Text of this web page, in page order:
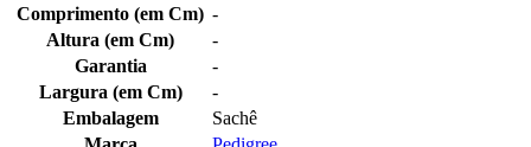
Comprimento (em Cm) -
Altura (em Cm)
-
Garantia
-
Largura (em Cm)
-
Embalagem
Sachê